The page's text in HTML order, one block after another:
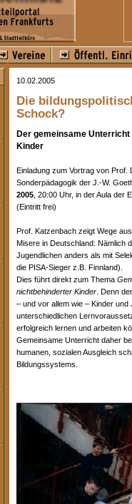
10.02.2005
Die
Schock?
Der gemeinsame
Kinder
Einladung zum Vortrag von
Sonderpädagogik der J.-W.
2005 , 20:00 Uhr, in der Aula
(Eintritt frei)
Prof. Katzenbach zeigt Wege
Misere in Deutschland: Nämlich
Jugendlichen anders als mit
die PISA-Sieger z.B. Finnland).
Dies führt direkt zum Thema
nichtbehinderter Kinder . Denn
– und vor allem wie – Kinder
unterschiedlichen
erfolgreich lernen und arbeiten
Gemeinsame Unterricht daher
humanen, sozialen Ausgleich
Bildungssystems.